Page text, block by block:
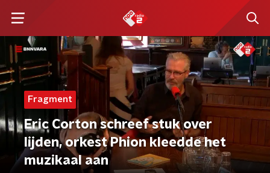
Fragment
Eric Corton schreef stuk over
lijden, orkest Phion kleedde het
muzikaal aan